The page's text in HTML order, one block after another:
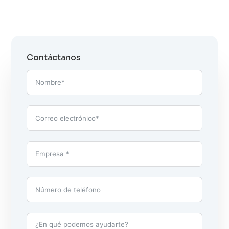
Contáctanos